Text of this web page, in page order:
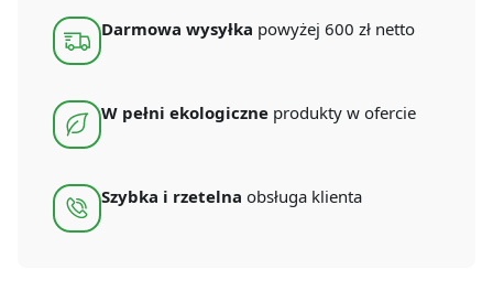
szt.)
Darmowa wysyłka powyżej 600 zł netto
W pełni ekologiczne produkty w ofercie
Szybka i rzetelna obsługa klienta